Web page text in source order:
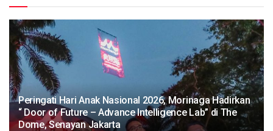
Peringati Hari Anak Nasional 2026, Morinaga Hadirkan
“ Door of Future – Advance Intelligence Lab” di The
Dome, Senayan Jakarta